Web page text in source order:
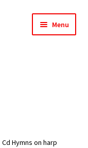
Menu
Cd Hymns on harp